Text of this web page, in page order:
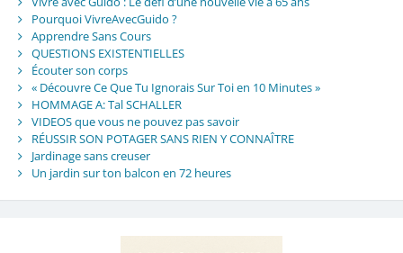
Pourquoi VivreAvecGuido ?
Apprendre Sans Cours
QUESTIONS EXISTENTIELLES
Écouter son corps
« Découvre Ce Que Tu Ignorais Sur Toi en 10 Minutes »
HOMMAGE A: Tal SCHALLER
VIDEOS que vous ne pouvez pas savoir
RÉUSSIR SON POTAGER SANS RIEN Y CONNAÎTRE
Jardinage sans creuser
Un jardin sur ton balcon en 72 heures